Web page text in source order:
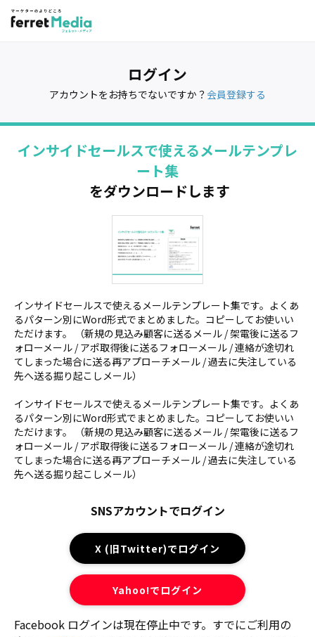
ログイン
アカウントをお持ちでないですか？ 会員登録する
インサイドセールスで使えるメールテンプレ
ート集
をダウンロードします
インサイドセールスで使えるメールテンプレート集です。よくあ
るパターン別にWord形式でまとめました。コピーしてお使いい
ただけます。 （新規の見込み顧客に送るメール / 架電後に送るフ
ォローメール / アポ取得後に送るフォローメール / 連絡が途切れ
てしまった場合に送る再アプローチメール / 過去に失注している
先へ送る掘り起こしメール）
インサイドセールスで使えるメールテンプレート集です。よくあ
るパターン別にWord形式でまとめました。コピーしてお使いい
ただけます。 （新規の見込み顧客に送るメール / 架電後に送るフ
ォローメール / アポ取得後に送るフォローメール / 連絡が途切れ
てしまった場合に送る再アプローチメール / 過去に失注している
先へ送る掘り起こしメール）
SNSアカウントでログイン
X (旧Twitter)でログイン
Yahoo!でログイン
Facebook ログインは現在停止中です。すでにご利用の